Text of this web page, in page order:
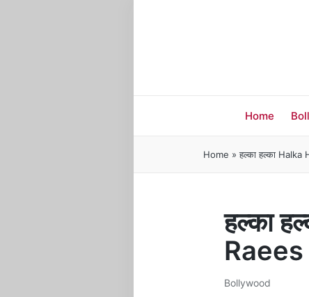
Home
Home »हल्का हल्का
हल्का
Raees
Posted
Bollywood